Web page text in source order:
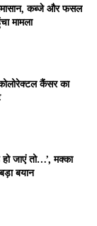
कब्जे और फसल
मामला
कैंसर का
जाएं तो…’, मक्का
बयान